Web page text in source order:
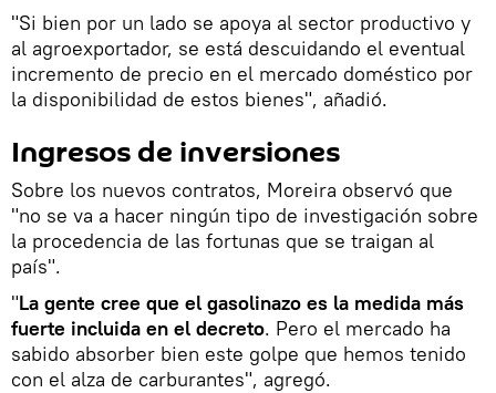
"Si bien por un lado se apoya al sector productivo y
al agroexportador, se está descuidando el eventual
incremento de precio en el mercado doméstico por
la disponibilidad de estos bienes", añadió.
Ingresos de inversiones
Sobre los nuevos contratos, Moreira observó que
"no se va a hacer ningún tipo de investigación sobre
la procedencia de las fortunas que se traigan al
país".
"La gente cree que el gasolinazo es la medida más
fuerte incluida en el decreto. Pero el mercado ha
sabido absorber bien este golpe que hemos tenido
con el alza de carburantes", agregó.